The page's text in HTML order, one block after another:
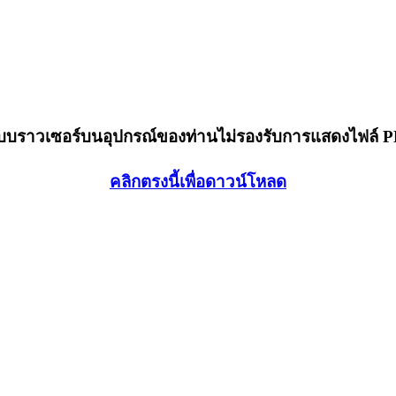
บราวเซอร์บนอุปกรณ์ของท่านไม่รองรับการแสดงไฟล์
คลิกตรงนี้เพื่อดาวน์โหลด